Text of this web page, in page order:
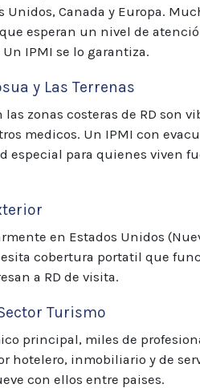
Canada y Europa.
esperan un nivel de
IPMI se lo garantiza.
y Las Terrenas
zonas costeras de RD son
medicos. Un IPMI con
para quienes viven
en Estados Unidos
cobertura portatil que
a RD de visita.
Turismo
principal, miles de
hotelero, inmobiliario y de
con ellos entre paises.